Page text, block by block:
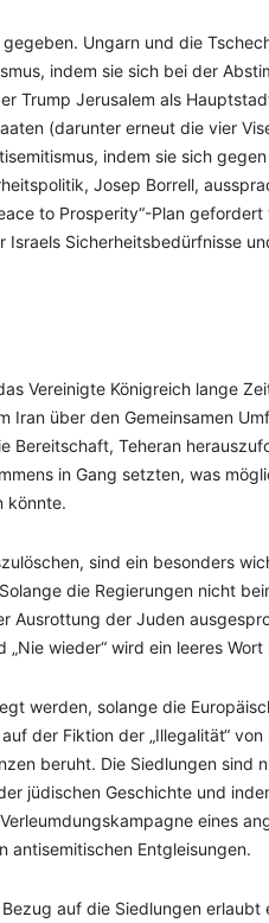
Ungarn und die
indem sie sich bei der
Trump Jerusalem als
(darunter erneut die vier
indem sie sich
Josep Borrell,
to Prosperity“-Plan
Israels Sicherheitsbedürfnisse
Vereinigte Königreich lange
Iran über den Gemeinsamen
Bereitschaft, Teheran
in Gang setzten, was
könnte.
sind ein besonders
die Regierungen nicht
Ausrottung der Juden
wieder“ wird ein leeres Wort
werden, solange die
der Fiktion der „Illegalität“
beruht. Die Siedlungen sind
jüdischen Geschichte und
eines
antisemitischen Entgleisungen.
auf die Siedlungen